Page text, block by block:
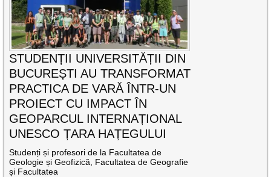
STUDENȚII UNIVERSITĂȚII DIN
BUCUREȘTI AU TRANSFORMAT
PRACTICA DE VARĂ ÎNTR-UN
PROIECT CU IMPACT ÎN
GEOPARCUL INTERNAȚIONAL
UNESCO ȚARA HAȚEGULUI
Studenți și profesori de la Facultatea de
Geologie și Geofizică, Facultatea de Geografie
și Facultatea